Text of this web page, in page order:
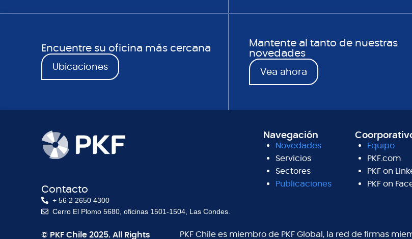
Encuentre su oficina más cercana
Ubicaciones
Mantente al tanto de nuestras
novedades
Vea ahora
Contacto
+ 56 2 2650 4300
Cerro El Plomo 5680, oficinas 1501-1504, Las Condes.
Navegación
Novedades
Servicios
Sectores
Publicaciones
Equipo
PKF.com
PKF on
PKF on
© PKF Chile 2025. All Rights PKF Chile es miembro de PKF Global, la red de firmas